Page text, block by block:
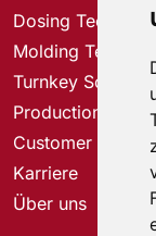
Dosing
Molding
Turnkey
Production
Customer
Karriere
Über uns